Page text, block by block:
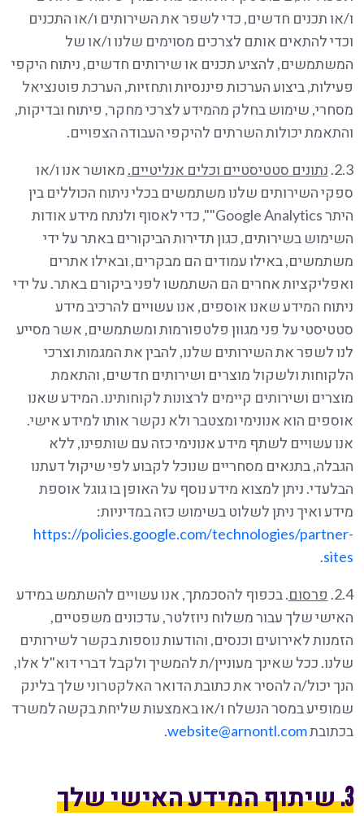
ו/או תכנים חדשים, כדי לשפר את השירותים ו/או התכנים
וכדי להתאים אותם לצרכים מסוימים שלנו ו/או של
המשתמשים, להציע תכנים או שירותים חדשים, ניתוח היקפי
פעילות, ביצוע הערכות פיננסיות ותחזיות, הערכת פוטנציאל
מסחרי, שימוש בחלק מהמידע לצרכי מחקר, פיתוח ובדיקות,
והתאמת יכולות השרתים להיקפי העבודה הצפויים.
2.3. נתונים סטטיסטיים וכלים אנליטיים. מאושר אנו ו/או
ספקי השירותים שלנו משתמשים בכלי ניתוח הכוללים בין
היתר Google Analytics"", כדי לאסוף ולנתח מידע אודות
השימוש בשירותים, כגון תדירות הביקורים באתר על ידי
משתמשים, באילו עמודים הם מבקרים, ובאילו אתרים
ואפליקציות אחרים הם השתמשו לפני ביקורם באתר. על ידי
ניתוח המידע שאנו אוספים, אנו עשויים להרכיב מידע
סטטיסטי על פני מגוון פלטפורמות ומשתמשים, אשר מסייע
לנו לשפר את השירותים שלנו, להבין את המגמות וצרכי ​​
הלקוחות ולשקול מוצרים ושירותים חדשים, והתאמת
מוצרים ושירותים קיימים לרצונות לקוחותינו. המידע שאנו
אוספים הוא אנונימי ומצטבר ולא נקשר אותו למידע אישי.
אנו עשויים לשתף מידע אנונימי כזה עם שותפינו, ללא
הגבלה, בתנאים מסחריים שנוכל לקבוע לפי שיקול דעתנו
הבלעדי. ניתן למצוא מידע נוסף על האופן בו גוגל אוספת
מידע ואיך ניתן לשלוט בשימוש כזה במדיניות:
https://policies.google.com/technologies/partner-
sites
.
2.4. פרסום. בכפוף להסכמתך, אנו עשויים להשתמש במידע
האישי שלך עבור משלוח ניוזלטר, עדכונים משפטיים,
הזמנות לאירועים וכנסים, והודעות נוספות בקשר לשירותים
שלנו. ככל שאינך מעוניין/ת להמשיך ולקבל דברי דוא"ל אלו,
הנך יכול/ה להסיר את כתובת הדואר האלקטרוני שלך בלינק
שמופיע במסר הנשלח ו/או באמצעות שליחת בקשה למשרד
בכתובתwebsite@arnontl.com
.
3. שיתוף המידע האישי שלך